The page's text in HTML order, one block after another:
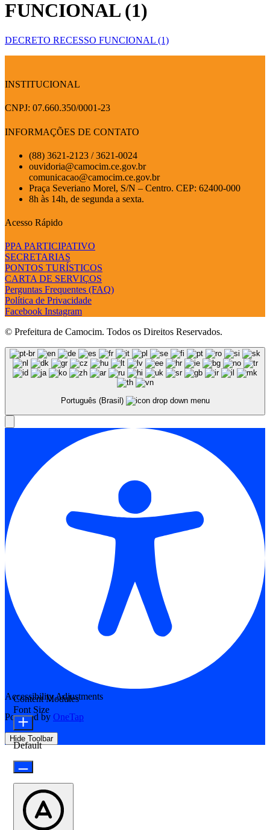
FUNCIONAL (1)
DECRETO RECESSO FUNCIONAL (1)
INSTITUCIONAL
CNPJ: 07.660.350/0001-23
INFORMAÇÕES DE CONTATO
(88) 3621-2123 / 3621-0024
ouvidoria@camocim.ce.gov.br
comunicacao@camocim.ce.gov.br
Praça Severiano Morel, S/N – Centro. CEP: 62400-000
8h às 14h, de segunda a sexta.
Acesso Rápido
PPA PARTICIPATIVO
SECRETARIAS
PONTOS TURÍSTICOS
CARTA DE SERVIÇOS
Perguntas Frequentes (FAQ)
Política de Privacidade
Facebook Instagram
© Prefeitura de Camocim. Todos os Direitos Reservados.
Português (Brasil)
Accessibility Adjustments
Powered by OneTap
Hide Toolbar
Content Modules
Font Size
Default